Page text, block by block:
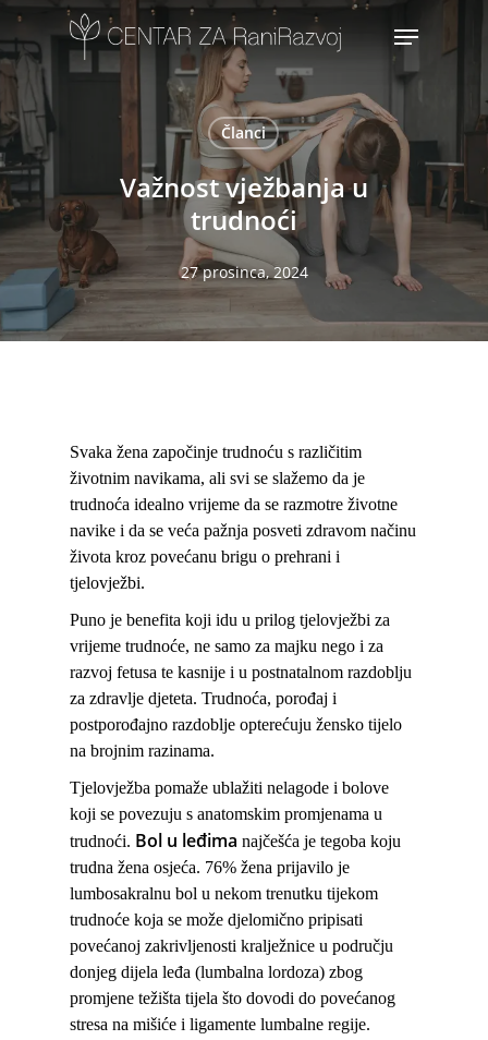
Skip
to
main
content
Menu
Članci
Važnost vježbanja u
trudnoći
27 prosinca, 2024
Svaka žena započinje trudnoću s različitim
životnim navikama, ali svi se slažemo da je
trudnoća idealno vrijeme da se razmotre životne
navike i da se veća pažnja posveti zdravom načinu
života kroz povećanu brigu o prehrani i
tjelovježbi.
Puno je benefita koji idu u prilog tjelovježbi za
vrijeme trudnoće, ne samo za majku nego i za
razvoj fetusa te kasnije i u postnatalnom razdoblju
za zdravlje djeteta. Trudnoća, porođaj i
postporođajno razdoblje opterećuju žensko tijelo
na brojnim razinama.
Tjelovježba pomaže ublažiti nelagode i bolove
koji se povezuju s anatomskim promjenama u
trudnoći. Bol u leđima najčešća je tegoba koju
trudna žena osjeća. 76% žena prijavilo je
lumbosakralnu bol u nekom trenutku tijekom
trudnoće koja se može djelomično pripisati
povećanoj zakrivljenosti kralježnice u području
donjeg dijela leđa (lumbalna lordoza) zbog
promjene težišta tijela što dovodi do povećanog
stresa na mišiće i ligamente lumbalne regije.